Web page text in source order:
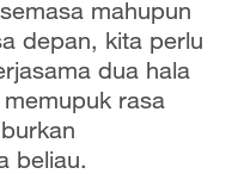
mahupun
depan, kita perlu
dua hala
rasa
beliau.